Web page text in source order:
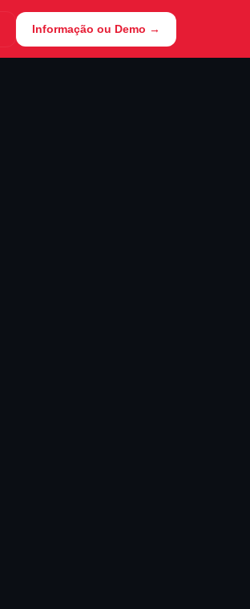
Informação ou Demo →